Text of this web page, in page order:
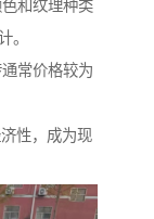
和纹理种类
。
常价格较为
性，成为现